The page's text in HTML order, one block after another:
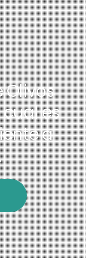
Olivos
es
a